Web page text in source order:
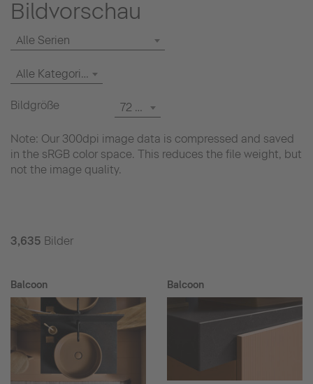
Bildvorschau
Alle Serien
Alle Kategorien
Bildgröße 72 dpi
Note: Our 300dpi image data is compressed and saved
in the sRGB color space. This reduces the file weight, but
not the image quality.
3,635 Bilder
Balcoon Balcoon